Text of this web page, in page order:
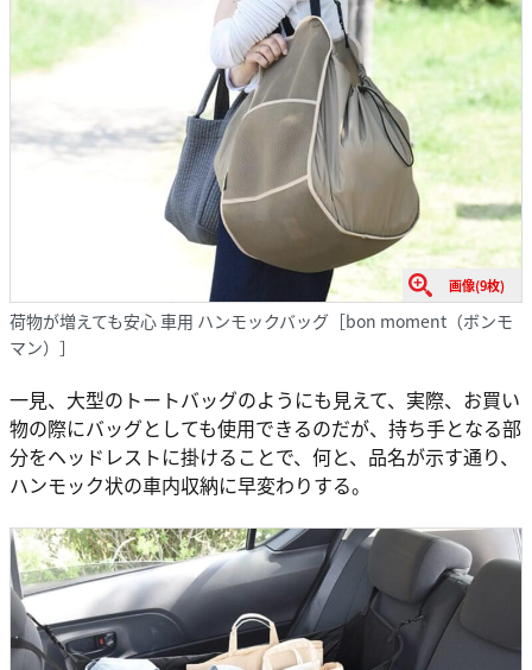
画像(9枚)
荷物が増えても安心 車用 ハンモックバッグ［bon moment（ボンモ
マン）］
一見、大型のトートバッグのようにも見えて、実際、お買い
物の際にバッグとしても使用できるのだが、持ち手となる部
分をヘッドレストに掛けることで、何と、品名が示す通り、
ハンモック状の車内収納に早変わりする。